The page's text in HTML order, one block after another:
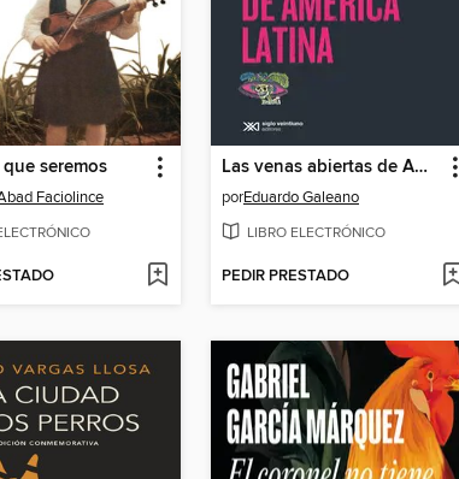
seremos
Faciolince
Las venas abiertas de América Latina
porEduardo Galeano
LIBRO ELECTRÓNICO
PEDIR PRESTADO